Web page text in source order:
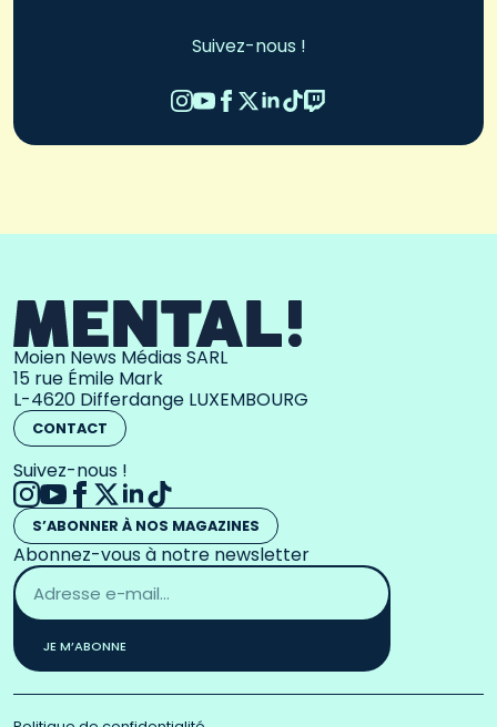
Suivez-nous !
Moien News Médias SARL
15 rue Émile Mark
L-4620 Differdange LUXEMBOURG
CONTACT
Suivez-nous !
S’ABONNER À NOS MAGAZINES
Abonnez-vous à notre newsletter
Adresse
email
*
JE M’ABONNE